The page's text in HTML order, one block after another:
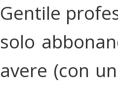
Gentile
solo
avere (con